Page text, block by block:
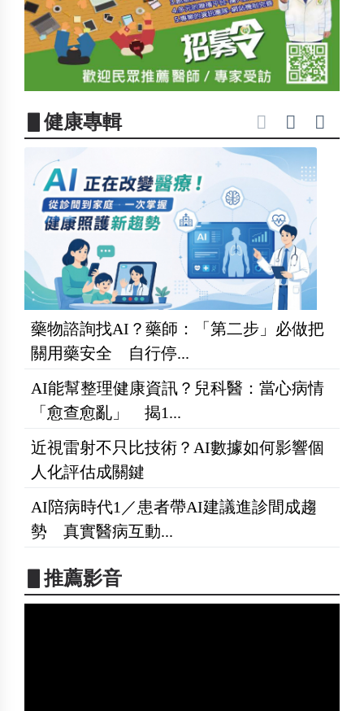
▋健康專輯
藥物諮詢找AI？藥師：「第二步」必做把
關用藥安全 自行停...
AI能幫整理健康資訊？兒科醫：當心病情
「愈查愈亂」 揭1...
近視雷射不只比技術？AI數據如何影響個
人化評估成關鍵
AI陪病時代1／患者帶AI建議進診間成趨
勢 真實醫病互動...
▋推薦影音